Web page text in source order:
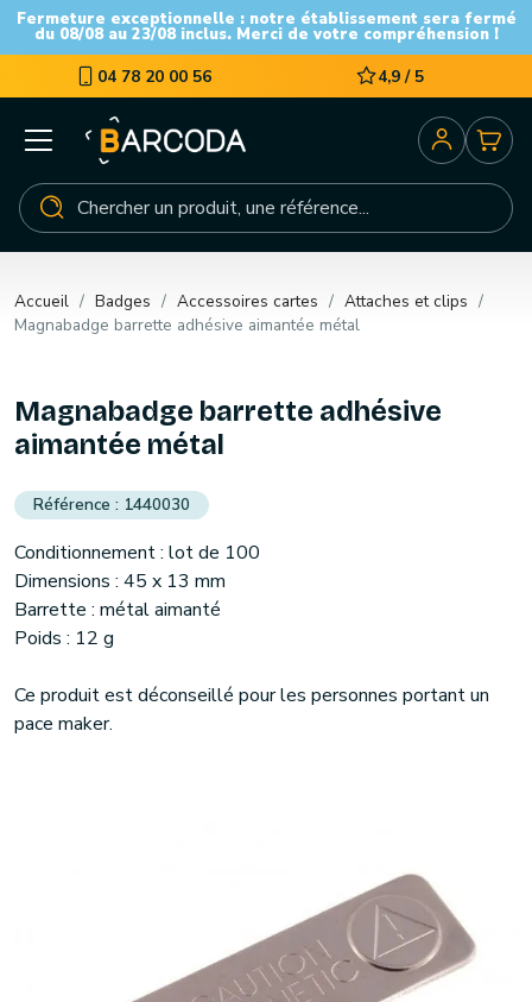
Fermeture exceptionnelle : notre établissement sera fermé
du 08/08 au 23/08 inclus. Merci de votre compréhension !
04 78 20 00 56 4,9 / 5
Accueil Badges Accessoires cartes
Attaches et clips
Magnabadge barrette adhésive aimantée métal
Magnabadge barrette adhésive
aimantée métal
1440030
Conditionnement : lot de 100
Dimensions : 45 x 13 mm
Barrette : métal aimanté
Poids : 12 g
Ce produit est déconseillé pour les personnes portant un
pace maker.